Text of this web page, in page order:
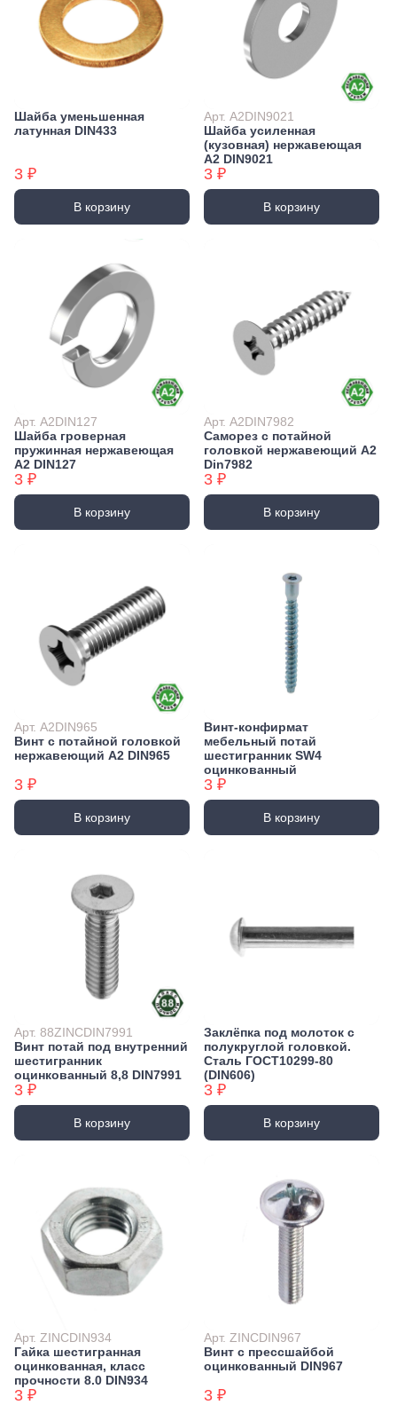
Шайба уменьшенная
латунная DIN433
3 ₽
В корзину
Арт. А2DIN9021
Шайба усиленная
(кузовная) нержавеющая
А2 DIN9021
3 ₽
В корзину
Арт. А2DIN127
Шайба гроверная
пружинная нержавеющая
А2 DIN127
3 ₽
В корзину
Арт. А2DIN7982
Саморез с потайной
головкой нержавеющий А2
Din7982
3 ₽
В корзину
Арт. А2DIN965
Винт с потайной головкой
нержавеющий А2 DIN965
3 ₽
В корзину
Винт-конфирмат
мебельный потай
шестигранник SW4
оцинкованный
3 ₽
В корзину
Арт. 88ZINCDIN7991
Винт потай под внутренний
шестигранник
оцинкованный 8,8 DIN7991
3 ₽
В корзину
Заклёпка под молоток с
полукруглой головкой.
Сталь ГОСТ10299-80
(DIN606)
3 ₽
В корзину
Арт. ZINCDIN934
Гайка шестигранная
оцинкованная, класс
прочности 8.0 DIN934
3 ₽
Арт. ZINCDIN967
Винт с прессшайбой
оцинкованный DIN967
3 ₽